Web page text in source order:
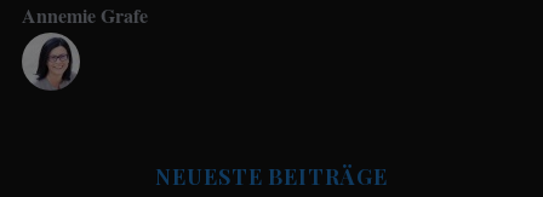
Annemie Grafe
NEUESTE BEITRÄGE